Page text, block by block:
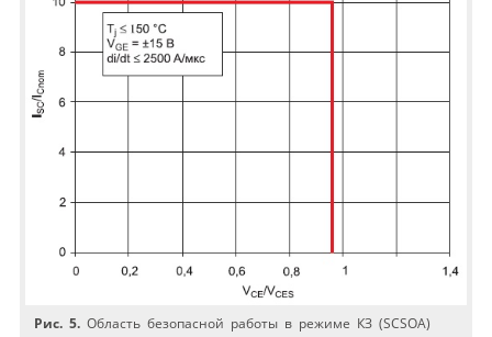
Рис. 5. Область безопасной работы в режиме КЗ (SCSOA)